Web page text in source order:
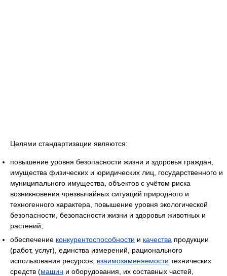
Целями стандартизации являются:
повышение уровня безопасности жизни и здоровья граждан,
имущества физических и юридических лиц, государственного и
муниципального имущества, объектов с учётом риска
возникновения чрезвычайных ситуаций природного и
техногенного характера, повышение уровня экологической
безопасности, безопасности жизни и здоровья животных и
растений;
обеспечение конкурентоспособности и качества продукции
(работ, услуг), единства измерений, рационального
использования ресурсов, взаимозаменяемости технических
средств (машин и оборудования, их составных частей,